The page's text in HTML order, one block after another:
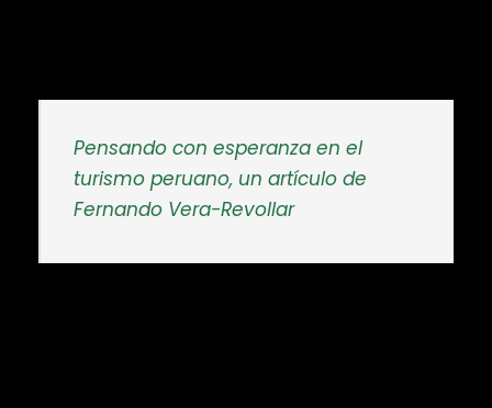
Pensando con esperanza en el
turismo peruano, un artículo de
Fernando Vera-Revollar